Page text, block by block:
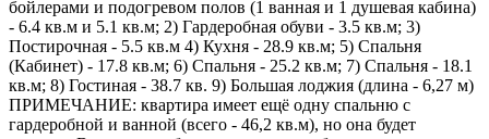
бойлерами и подогревом полов (1 ванная и 1 душевая кабина)
- 6.4 кв.м и 5.1 кв.м; 2) Гардеробная обуви - 3.5 кв.м; 3)
Постирочная - 5.5 кв.м 4) Кухня - 28.9 кв.м; 5) Спальня
(Кабинет) - 17.8 кв.м; 6) Спальня - 25.2 кв.м; 7) Спальня - 18.1
кв.м; 8) Гостиная - 38.7 кв. 9) Большая лоджия (длина - 6,27 м)
ПРИМЕЧАНИЕ: квартира имеет ещё одну спальню с
гардеробной и ванной (всего - 46,2 кв.м), но она будет